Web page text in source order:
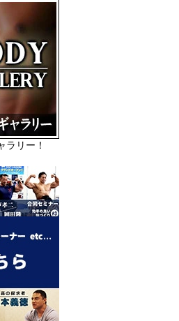
ラリー！